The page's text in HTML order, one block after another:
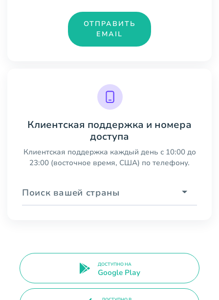
ОТПРАВИТЬ
EMAIL
Клиентская поддержка и номера
доступа
Клиентская поддержка каждый день с 10:00 до
23:00 (восточное время, США) по телефону.
Поиск вашей страны
ДОСТУПНО НА
Google Play